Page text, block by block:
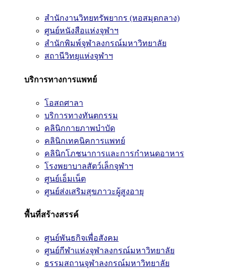
สำนักงานวิทยทรัพยากร (หอสมุดกลาง)
ศูนย์หนังสือแห่งจุฬาฯ
สำนักพิมพ์จุฬาลงกรณ์มหาวิทยาลัย
สถานีวิทยุแห่งจุฬาฯ
บริการทางการแพทย์
โอสถศาลา
บริการทางทันตกรรม
คลินิกกายภาพบำบัด
คลินิกเทคนิคการแพทย์
คลินิกโภชนาการและการกำหนดอาหาร
โรงพยาบาลสัตว์เล็กจุฬาฯ
ศูนย์เอ็มเน็ต
ศูนย์ส่งเสริมสุขภาวะผู้สูงอายุ
พื้นที่สร้างสรรค์
ศูนย์พันธกิจเพื่อสังคม
ศูนย์กีฬาแห่งจุฬาลงกรณ์มหาวิทยาลัย
ธรรมสถานจุฬาลงกรณ์มหาวิทยาลัย